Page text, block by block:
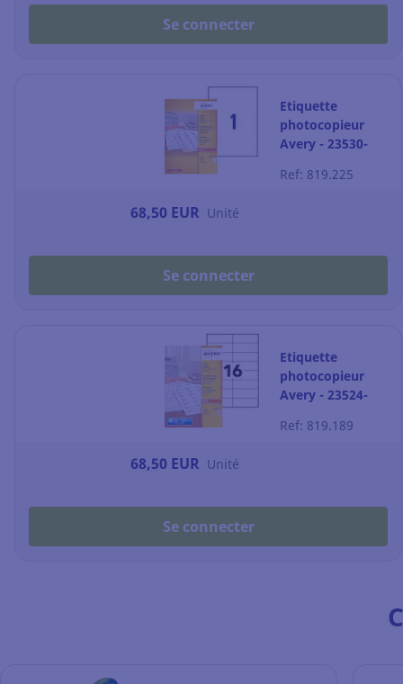
Se connecter
Etiquette
photocopieur
Avery - 23530-
mm - blanche -
Ref: 819.225
68,50 EUR Unité
Se connecter
Etiquette
photocopieur
Avery - 23524-
mm - blanche -
Ref: 819.189
68,50 EUR Unité
Se connecter